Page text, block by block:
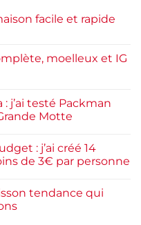
facile et rapide
moelleux et IG
j’ai testé Packman
Motte
: j’ai créé 14
de 3€ par personne
tendance qui